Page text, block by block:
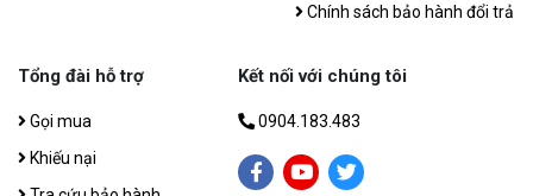
Chính sách bảo hành đổi trả
Tổng đài hỗ trợ
Gọi mua
Khiếu nại
Kết nối với chúng tôi
0904.183.483